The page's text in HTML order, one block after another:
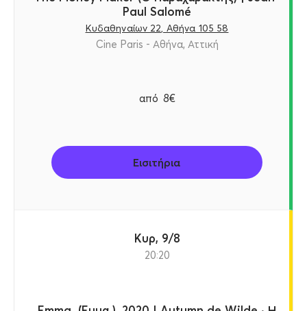
Paul Salomé
Κυδαθηναίων 22, Αθήνα 105 58
Cine Paris - Αθήνα, Αττική
από 8€
Εισιτήρια
Κυρ, 9/8
20:20